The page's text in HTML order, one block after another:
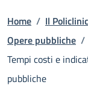
Briciole
Home / Il
Opere pubbliche /
Tempi costi e
pubbliche